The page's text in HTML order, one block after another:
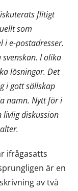
flitigt
som
i e-postadresser.
I olika
lösningar. Det
i gott sällskap
namn. Nytt för i
diskussion
ifrågasatts
är en
av två